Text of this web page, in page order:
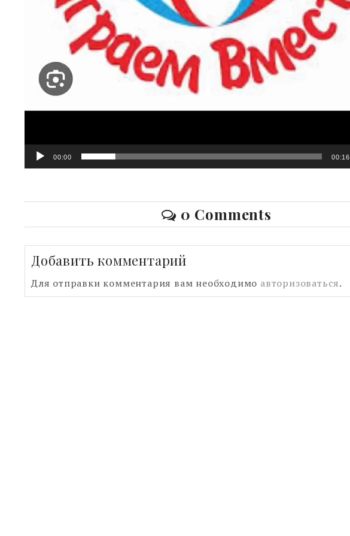
00:00 00:16
0 Comments
Добавить комментарий
Для отправки комментария вам необходимо авторизоваться.